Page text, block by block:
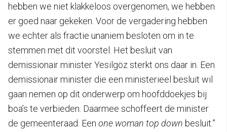
hebben we niet klakkeloos overgenomen, we hebben
er goed naar gekeken. Voor de vergadering hebben
we echter als fractie unaniem besloten om in te
stemmen met dit voorstel. Het besluit van
demissionair minister Yesilgöz sterkt ons daar in. Een
demissionair minister die een ministerieel besluit wil
gaan nemen op dit onderwerp om hoofddoekjes bij
boa’s te verbieden. Daarmee schoffeert de minister
de gemeenteraad. Een one woman top down besluit.”